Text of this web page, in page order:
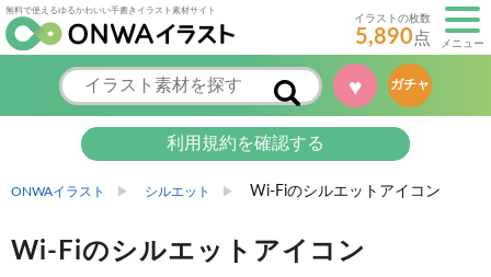
無料で使えるゆるかわいい手書きイラスト素材サイト
イラストの枚数
5,890点 メニュー
♥ ガチャ
利用規約を確認する
ONWAイラスト シルエット Wi-Fiのシルエットアイコン
Wi-Fiのシルエットアイコン